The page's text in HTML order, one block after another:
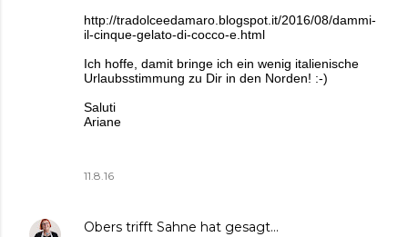
http://tradolceedamaro.blogspot.it/2016/08/dammi-
il-cinque-gelato-di-cocco-e.html
Ich hoffe, damit bringe ich ein wenig italienische
Urlaubsstimmung zu Dir in den Norden! :-)
Saluti
Ariane
11.8.16
Obers trifft Sahne hat gesagt…